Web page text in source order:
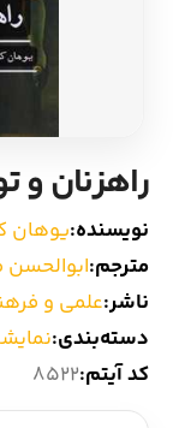
راهزنان و
نویسنده:یوهان
مترجم:
ناشر:علمی و
دسته‌بندی:
کد آیتم:8522